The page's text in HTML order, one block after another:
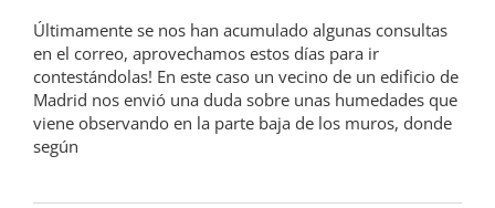
Últimamente se nos han acumulado algunas consultas
en el correo, aprovechamos estos días para ir
contestándolas! En este caso un vecino de un edificio de
Madrid nos envió una duda sobre unas humedades que
viene observando en la parte baja de los muros, donde
según